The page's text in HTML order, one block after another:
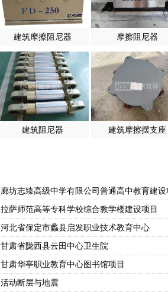
建筑摩擦阻尼器 摩擦阻尼器
建筑阻尼器 建筑摩擦摆支座
廊坊志臻高级中学有限公司普通高中教育建设
拉萨师范高等专科学校综合教学楼建设项目
河北省保定市蠡县启发职业技术教育中心
甘肃省陇西县云田中心卫生院
甘肃华亭职业教育中心图书馆项目
活动断层与地震